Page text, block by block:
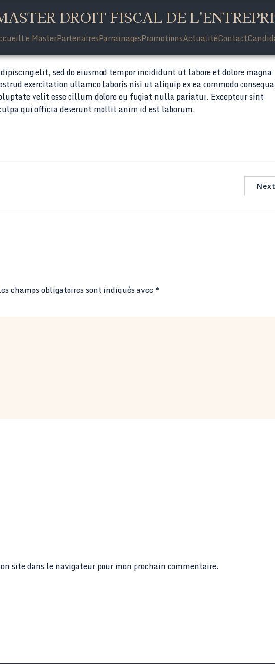
DROIT FISCAL DE
Le MasterPartenairesParrainagesPromotionsActualitéContact
elit, sed do eiusmod tempor incididunt ut labore et dolore magna
exercitation ullamco laboris nisi ut aliquip ex ea commodo
velit esse cillum dolore eu fugiat nulla pariatur. Excepteur sint
qui officia deserunt mollit anim id est laborum.
Next
champs obligatoires sont indiqués avec *
site dans le navigateur pour mon prochain commentaire.